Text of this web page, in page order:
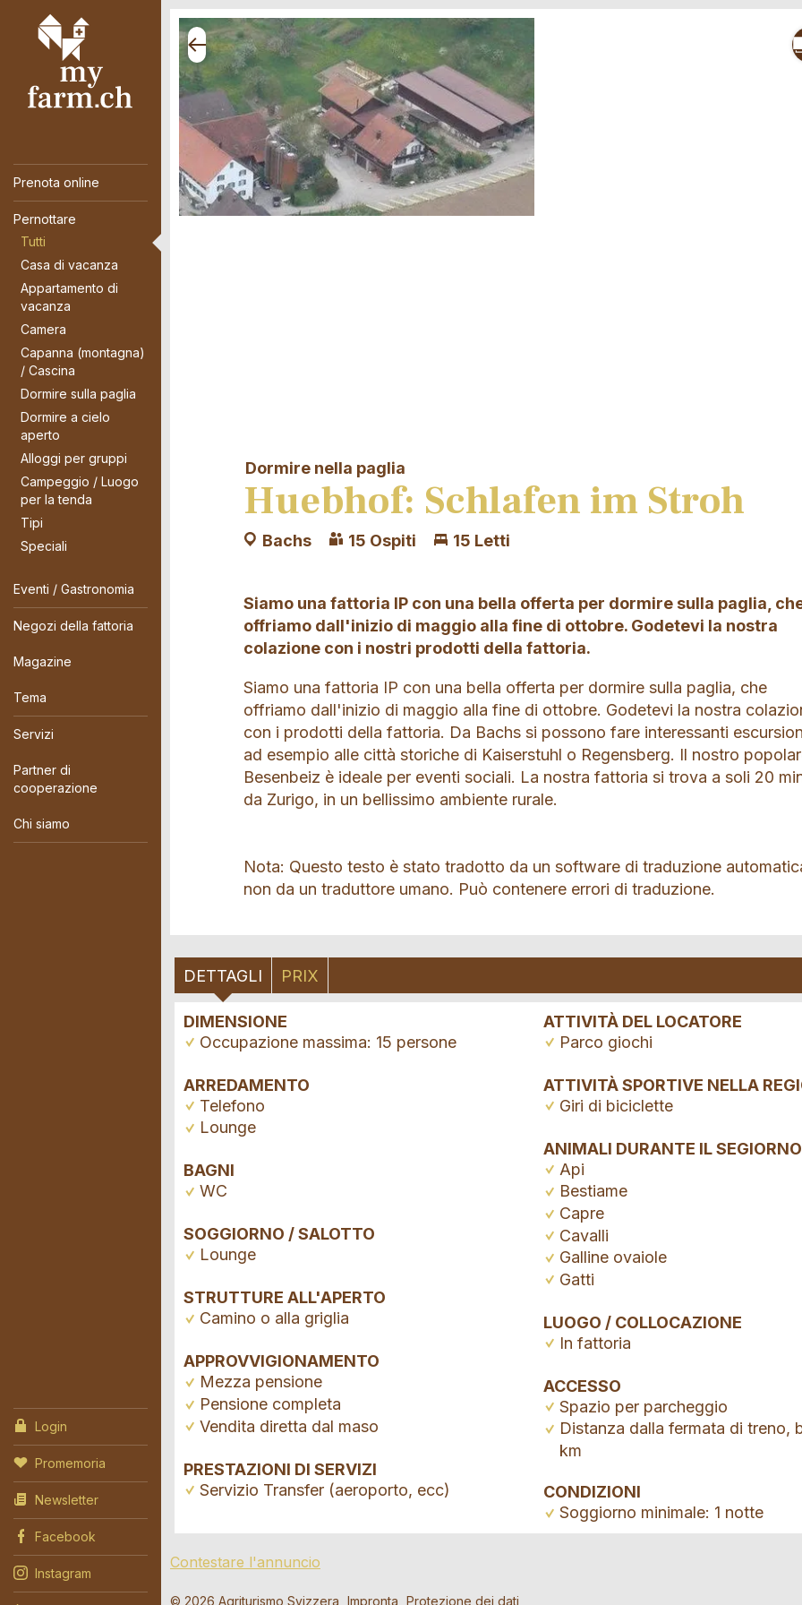
Prenota online
Pernottare
Tutti
Casa di vacanza
Appartamento di
vacanza
Camera
Capanna (montagna)
/ Cascina
Dormire sulla paglia
Dormire a cielo
aperto
Alloggi per gruppi
Campeggio / Luogo
per la tenda
Tipi
Speciali
Eventi / Gastronomia
Negozi della fattoria
Magazine
Tema
Servizi
Partner di
cooperazione
Chi siamo
Login
Promemoria
Newsletter
Facebook
Instagram
Dormire nella paglia
Huebhof: Schlafen im Stroh
Bachs 15 Ospiti 15 Letti
Siamo una fattoria IP con una bella offerta per dormire sulla paglia,
offriamo dall'inizio di maggio alla fine di ottobre. Godetevi la nostra
colazione con i nostri prodotti della fattoria.
Siamo una fattoria IP con una bella offerta per dormire sulla paglia, che
offriamo dall'inizio di maggio alla fine di ottobre. Godetevi la nostra
con i prodotti della fattoria. Da Bachs si possono fare interessanti
ad esempio alle città storiche di Kaiserstuhl o Regensberg. Il nostro
Besenbeiz è ideale per eventi sociali. La nostra fattoria si trova a soli 20
da Zurigo, in un bellissimo ambiente rurale.
Nota: Questo testo è stato tradotto da un software di traduzione
non da un traduttore umano. Può contenere errori di traduzione.
DETTAGLI PRIX
DIMENSIONE
Occupazione massima: 15 persone
ARREDAMENTO
Telefono
Lounge
BAGNI
WC
SOGGIORNO / SALOTTO
Lounge
STRUTTURE ALL'APERTO
Camino o alla griglia
APPROVVIGIONAMENTO
Mezza pensione
Pensione completa
Vendita diretta dal maso
PRESTAZIONI DI SERVIZI
Servizio Transfer (aeroporto, ecc)
ATTIVITÀ DEL LOCATORE
Parco giochi
ATTIVITÀ SPORTIVE NELLA
Giri di biciclette
ANIMALI DURANTE IL SEGIORNO
Api
Bestiame
Capre
Cavalli
Galline ovaiole
Gatti
LUOGO / COLLOCAZIONE
In fattoria
ACCESSO
Spazio per parcheggio
Distanza dalla fermata di treno,
km
CONDIZIONI
Soggiorno minimale: 1 notte
Richiesta di prenotazione
Contestare l'annuncio
Consigliamo l'annuncio
Contestare l'annuncio
© 2026 Agriturismo Svizzera Impronta Protezione dei dati